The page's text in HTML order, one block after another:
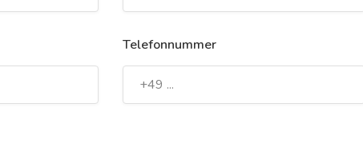
Telefonnummer